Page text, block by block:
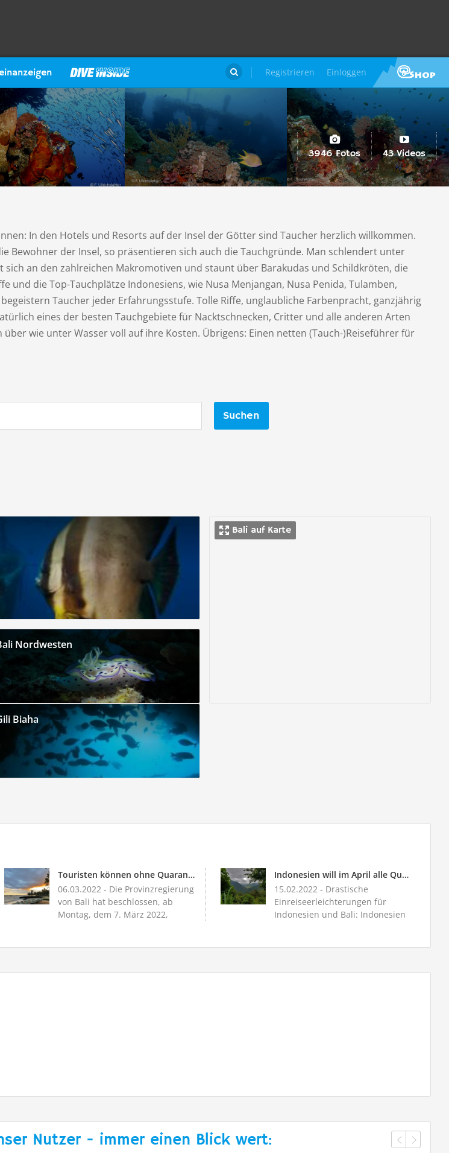
Registrieren Einloggen

3946 Fotos 43 Videos
In den Hotels und Resorts auf der Insel der Götter sind Taucher herzlich willkommen.
Bewohner der Insel, so präsentieren sich auch die Tauchgründe. Man schlendert unter
an den zahlreichen Makromotiven und staunt über Barakudas und Schildkröten, die
und die Top-Tauchplätze Indonesiens, wie Nusa Menjangan, Nusa Penida, Tulamben,
Taucher jeder Erfahrungsstufe. Tolle Riffe, unglaubliche Farbenpracht, ganzjährig
eines der besten Tauchgebiete für Nacktschnecken, Critter und alle anderen Arten
wie unter Wasser voll auf ihre Kosten. Übrigens: Einen netten (Tauch-)Reiseführer für
Suchen
Nordwesten
Biaha
Bali auf Karte
Touristen können ohne Quarantäne nach Bali einreisen
06.03.2022- Die Provinzregierung
von Bali hat beschlossen, ab
Montag, dem 7. März 2022,
Indonesien will im April alle Quarantänebestimmungen aufheben
15.02.2022- Drastische
Einreiseerleichterungen für
Indonesien und Bali: Indonesien
Nutzer - immer einen Blick wert: